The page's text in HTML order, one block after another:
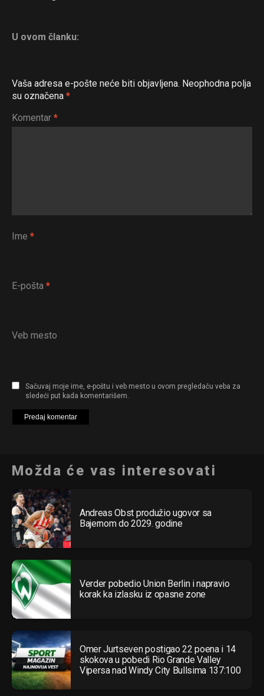
U ovom članku:
Vaša adresa e-pošte neće biti objavljena. Neophodna polja
su označena *
Komentar *
Ime *
E-pošta *
Veb mesto
Sačuvaj moje ime, e-poštu i veb mesto u ovom pregledaču veba za
sledeći put kada komentarišem.
Možda će vas interesovati
Andreas Obst produžio ugovor sa
Bajernom do 2029. godine
Verder pobedio Union Berlin i napravio
korak ka izlasku iz opasne zone
Omer Jurtseven postigao 22 poena i 14
skokova u pobedi Rio Grande Valley
Vipersa nad Windy City Bullsima 137:100